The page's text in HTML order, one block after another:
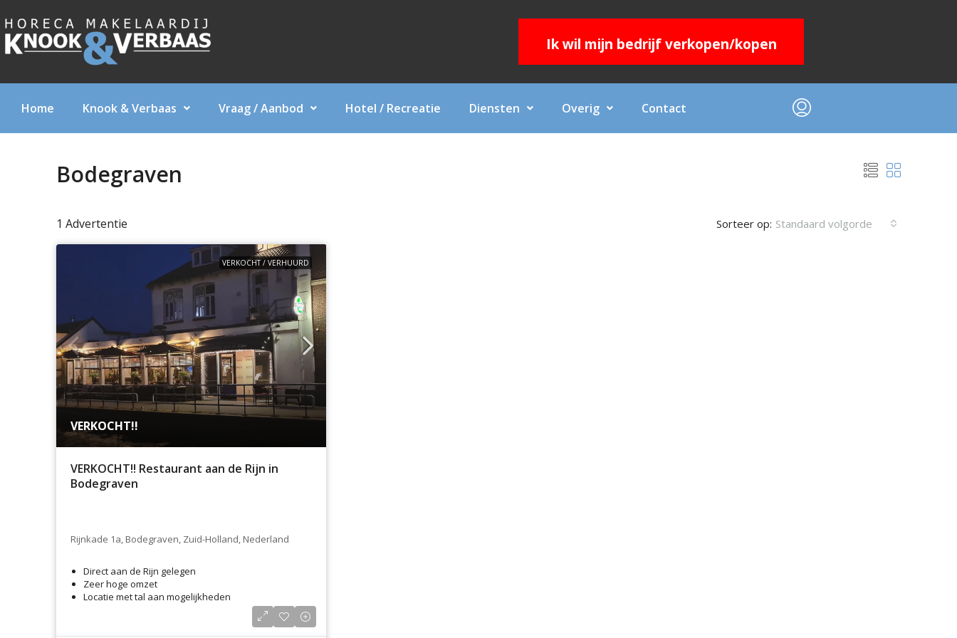
Ik wil mijn bedrijf verkopen/kopen
Home Knook & Verbaas Vraag / Aanbod Hotel / Recreatie Diensten Overig Contact
Bodegraven
1 Advertentie Sorteer op: Standaard volgorde
VERKOCHT / VERHUURD
VERKOCHT!!
VERKOCHT!! Restaurant aan de Rijn in
Bodegraven
Rijnkade 1a, Bodegraven, Zuid-Holland, Nederland
Direct aan de Rijn gelegen
Zeer hoge omzet
Locatie met tal aan mogelijkheden